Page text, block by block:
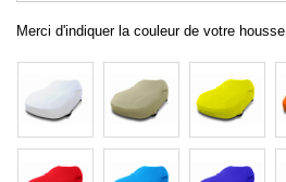
Merci d'indiquer la couleur de votre housse